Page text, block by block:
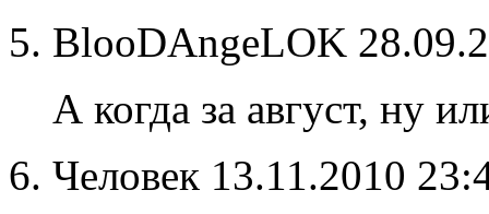
BlooDAngeLOK
А когда за август, ну
Человек 13.11.2010